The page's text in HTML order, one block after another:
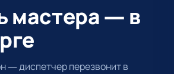
мастера — в
— диспетчер перезвонит в